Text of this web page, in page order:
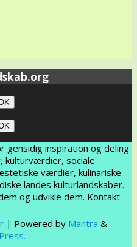
inspiration og deling
kulturværdier, sociale
værdier, kulinariske
landes kulturlandskaber.
og udvikle dem. Kontakt
| Powered by Mantra &